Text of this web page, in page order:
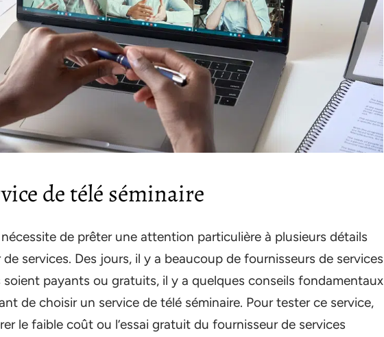
de télé séminaire
de prêter une attention particulière à plusieurs détails
services. Des jours, il y a beaucoup de fournisseurs de services
soient payants ou gratuits, il y a quelques conseils fondamentaux
de choisir un service de télé séminaire. Pour tester ce service,
le faible coût ou l’essai gratuit du fournisseur de services